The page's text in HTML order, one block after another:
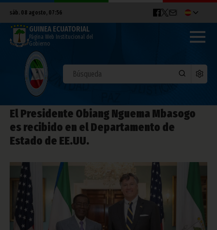
sáb. 08 agosto, 07:56
GUINEA ECUATORIAL
Página Web Institucional del
Gobierno
El Presidente Obiang Nguema Mbasogo
es recibido en el Departamento de
Estado de EE.UU.